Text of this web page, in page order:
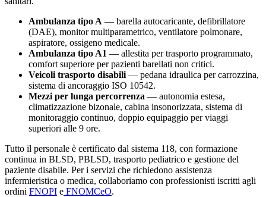
Ambulanza tipo A — barella autocaricante, defibrillatore
(DAE), monitor multiparametrico, ventilatore polmonare,
aspiratore, ossigeno medicale.
Ambulanza tipo A1 — allestita per trasporto programmato,
comfort superiore per pazienti barellati non critici.
Veicoli trasporto disabili — pedana idraulica per carrozzina,
sistema di ancoraggio ISO 10542.
Mezzi per lunga percorrenza — autonomia estesa,
climatizzazione bizonale, cabina insonorizzata, sistema di
monitoraggio continuo, doppio equipaggio per viaggi
superiori alle 9 ore.
Tutto il personale è certificato dal sistema 118, con formazione
continua in BLSD, PBLSD, trasporto pediatrico e gestione del
paziente disabile. Per i servizi che richiedono assistenza
infermieristica o medica, collaboriamo con professionisti iscritti agli
ordini FNOPI e FNOMCeO.